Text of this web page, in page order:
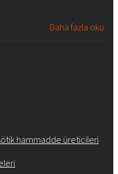
Daha fazla oku
hammadde üreticileri